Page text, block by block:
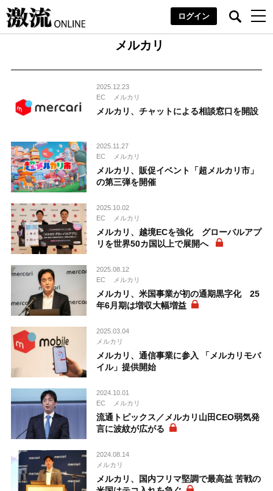
ログイン
メルカリ
2025.12.23
EC
メルカリ
メルカリ、チャットによる相談窓口を開設
2025.11.27
EC
メルカリ
メルカリ、販促イベント「超メルカリ市」
の第三弾を開催
2025.10.02
EC
メルカリ
メルカリ、越境ECを強化 グローバルアプ
リを世界50カ国以上で展開へ
2025.08.12
EC
メルカリ
メルカリ、米国事業が初の通期黒字化 25
年6月期は増収大幅増益
2025.03.04
メルカリ
メルカリ、通信事業に参入 「メルカリモバ
イル」提供開始
2024.10.01
EC
メルカリ
流通トピックス／メルカリ山田CEO弱気発
言に波紋が広がる
2024.08.14
メルカリ
メルカリ、国内フリマ堅調で最高益 苦戦の